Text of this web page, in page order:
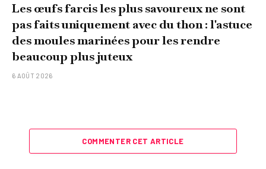
Les œufs farcis les plus savoureux ne sont
pas faits uniquement avec du thon : l'astuce
des moules marinées pour les rendre
beaucoup plus juteux
6 AOÛT 2026
COMMENTER CET ARTICLE